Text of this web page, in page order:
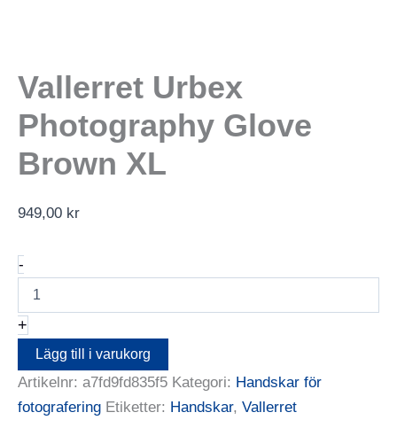
Vallerret Urbex
Photography Glove
Brown XL
949,00 kr
-Vallerret
Urbex
Photography
Glove
Brown
XL
+
Lägg till i varukorg
Artikelnr: a7fd9fd835f5 Kategori: Handskar för
fotografering Etiketter: Handskar, Vallerret